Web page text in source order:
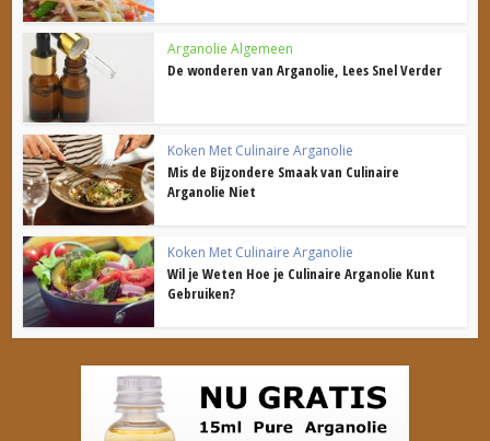
Arganolie Algemeen
De wonderen van Arganolie, Lees Snel Verder
Koken Met Culinaire Arganolie
Mis de Bijzondere Smaak van Culinaire
Arganolie Niet
Koken Met Culinaire Arganolie
Wil je Weten Hoe je Culinaire Arganolie Kunt
Gebruiken?